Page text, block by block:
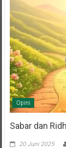
Opini
Sabar dan
20 Juni 2025